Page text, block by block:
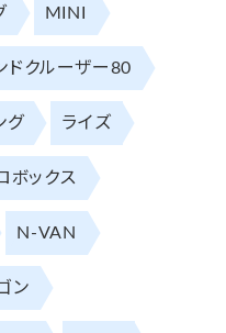
MINI
ドクルーザー80
グ ライズ
ボックス
N-VAN
ン